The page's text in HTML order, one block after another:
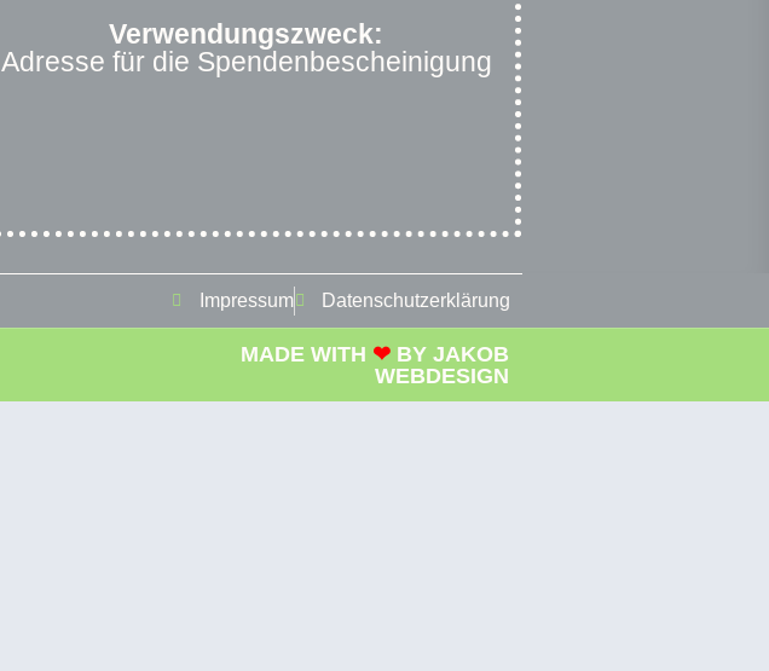
Verwendungszweck:
Adresse für die Spendenbescheinigung
Impressum Datenschutzerklärung
MADE WITH ❤ BYJAKOB
WEBDESIGN